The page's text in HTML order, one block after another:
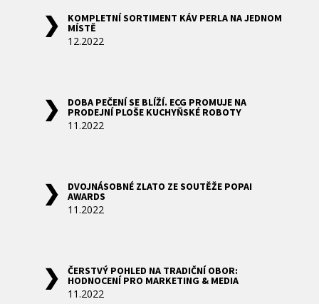
KOMPLETNÍ SORTIMENT KÁV PERLA NA JEDNOM
MÍSTĚ
12.2022
DOBA PEČENÍ SE BLÍŽÍ. ECG PROMUJE NA
PRODEJNÍ PLOŠE KUCHYŇSKÉ ROBOTY
11.2022
DVOJNÁSOBNÉ ZLATO ZE SOUTĚŽE POPAI
AWARDS
11.2022
ČERSTVÝ POHLED NA TRADIČNÍ OBOR:
HODNOCENÍ PRO MARKETING & MEDIA
11.2022